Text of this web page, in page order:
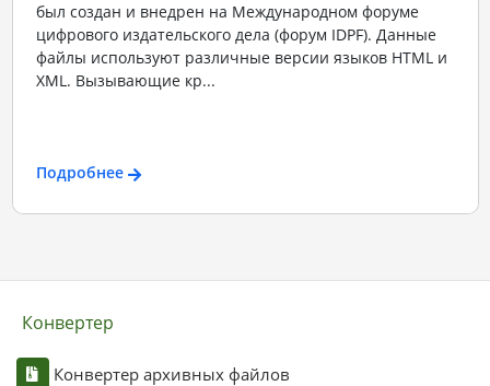
был создан и внедрен на Международном форуме
цифрового издательского дела (форум IDPF). Данные
файлы используют различные версии языков HTML и
XML. Вызывающие кр...
Подробнее
Конвертер
Конвертер архивных файлов